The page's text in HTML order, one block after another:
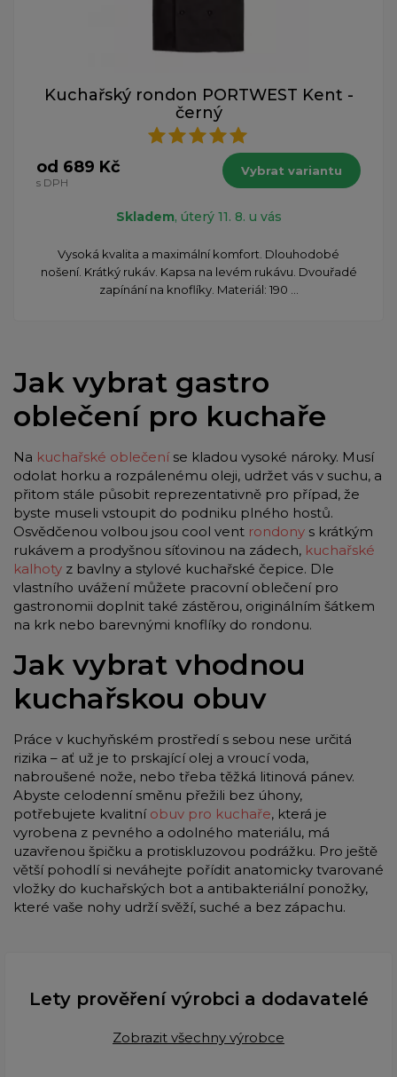
Kuchařský rondon PORTWEST Kent -
černý
od 689 Kč
s DPH
Vybrat variantu
Skladem, úterý 11. 8. u vás
Vysoká kvalita a maximální komfort. Dlouhodobé
nošení. Krátký rukáv. Kapsa na levém rukávu. Dvouřadé
zapínání na knoflíky. Materiál: 190 ...
Jak vybrat gastro
oblečení pro kuchaře
Na kuchařské oblečeníse kladou vysoké nároky. Musí
odolat horku a rozpálenému oleji, udržet vás v suchu, a
přitom stále působit reprezentativně pro případ, že
byste museli vstoupit do podniku plného hostů.
Osvědčenou volbou jsou cool vent rondony s krátkým
rukávem a prodyšnou síťovinou na zádech, kuchařské
kalhoty z bavlny a stylové kuchařské čepice. Dle
vlastního uvážení můžete pracovní oblečení pro
gastronomii doplnit také zástěrou, originálním šátkem
na krk nebo barevnými knoflíky do rondonu.
Jak vybrat vhodnou
kuchařskou obuv
Práce v kuchyňském prostředí s sebou nese určitá
rizika – ať už je to prskající olej a vroucí voda,
nabroušené nože, nebo třeba těžká litinová pánev.
Abyste celodenní směnu přežili bez úhony,
potřebujete kvalitní obuv pro kuchaře, která je
vyrobena z pevného a odolného materiálu, má
uzavřenou špičku a protiskluzovou podrážku. Pro ještě
větší pohodlí si neváhejte pořídit anatomicky tvarované
vložky do kuchařských bot a antibakteriální ponožky,
které vaše nohy udrží svěží, suché a bez zápachu.
Lety prověření výrobci a dodavatelé
Zobrazit všechny výrobce